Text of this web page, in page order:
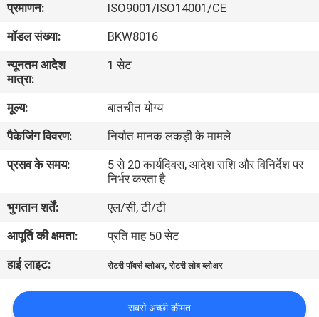
हमारे
बारे
में
कारखाना
भ्रमण
नियंत्रण
संपर्क
प्रमाणन:
ISO9001/ISO14001/CE
मॉडल संख्या:
BKW8016
न्यूनतम आदेश
मात्रा:
1 सेट
मूल्य:
बातचीत योग्य
पैकेजिंग विवरण:
निर्यात मानक लकड़ी के मामले
प्रसव के समय:
5 से 20 कार्यदिवस, आदेश राशि और विनिर्देश पर
निर्भर करता है
भुगतान शर्तें:
एल/सी, टी/टी
आपूर्ति की क्षमता:
प्रति माह 50 सेट
हाई लाइट:
रोटरी पॉवर्स ब्लोअर,रोटरी लोब ब्लोअर
सबसे अच्छी कीमत